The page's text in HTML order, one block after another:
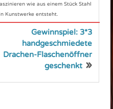
wie aus einem Stück Stahl
Kunstwerke entsteht.
Gewinnspiel: 3*3
handgeschmiedete
Drachen-Flaschenöffner
geschenkt »